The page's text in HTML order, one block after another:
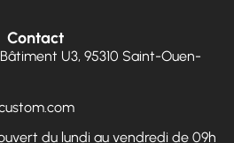
Contact
U3, 95310 Saint-Ouen-
du lundi au vendredi de 09h